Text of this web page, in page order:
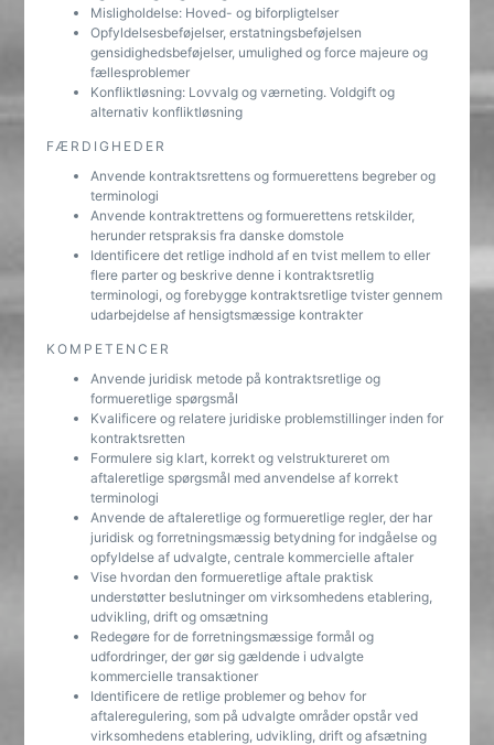
Misligholdelse: Hoved- og biforpligtelser
Opfyldelsesbeføjelser, erstatningsbeføjelsen
gensidighedsbeføjelser, umulighed og force majeure og
fællesproblemer
Konfliktløsning: Lovvalg og værneting. Voldgift og
alternativ konfliktløsning
FÆRDIGHEDER
Anvende kontraktsrettens og formuerettens begreber og
terminologi
Anvende kontraktrettens og formuerettens retskilder,
herunder retspraksis fra danske domstole
Identificere det retlige indhold af en tvist mellem to eller
flere parter og beskrive denne i kontraktsretlig
terminologi, og forebygge kontraktsretlige tvister gennem
udarbejdelse af hensigtsmæssige kontrakter
KOMPETENCER
Anvende juridisk metode på kontraktsretlige og
formueretlige spørgsmål
Kvalificere og relatere juridiske problemstillinger inden for
kontraktsretten
Formulere sig klart, korrekt og velstruktureret om
aftaleretlige spørgsmål med anvendelse af korrekt
terminologi
Anvende de aftaleretlige og formueretlige regler, der har
juridisk og forretningsmæssig betydning for indgåelse og
opfyldelse af udvalgte, centrale kommercielle aftaler
Vise hvordan den formueretlige aftale praktisk
understøtter beslutninger om virksomhedens etablering,
udvikling, drift og omsætning
Redegøre for de forretningsmæssige formål og
udfordringer, der gør sig gældende i udvalgte
kommercielle transaktioner
Identificere de retlige problemer og behov for
aftaleregulering, som på udvalgte områder opstår ved
virksomhedens etablering, udvikling, drift og afsætning